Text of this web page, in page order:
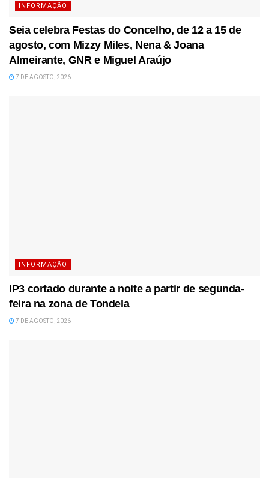
INFORMAÇÃO
Seia celebra Festas do Concelho, de 12 a 15 de
agosto, com Mizzy Miles, Nena & Joana
Almeirante, GNR e Miguel Araújo
7 DE AGOSTO, 2026
INFORMAÇÃO
IP3 cortado durante a noite a partir de segunda-
feira na zona de Tondela
7 DE AGOSTO, 2026